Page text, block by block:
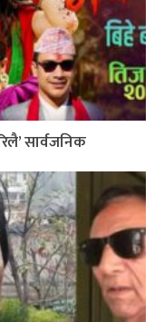
सार्वजनिक